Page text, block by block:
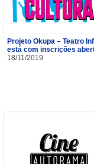
Projeto Okupa – Teatro
está com inscrições
18/11/2019